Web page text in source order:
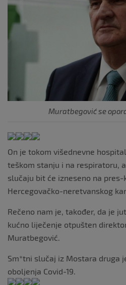
Muratbegović se
On je tokom višednevne
teškom stanju i na respiratoru,
slučaju bit će izneseno na
Hercegovačko-neretvanskog
Rečeno nam je, također, da je
kućno liječenje otpušten
Muratbegović.
Sm*tni slučaj iz Mostara druga
oboljenja Covid-19.